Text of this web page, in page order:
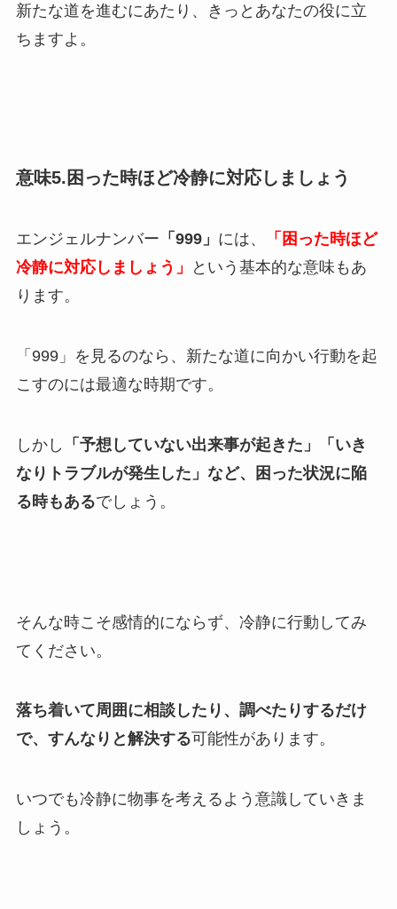
新たな道を進むにあたり、きっとあなたの役に立
ちますよ。
意味5.困った時ほど冷静に対応しましょう
エンジェルナンバー 「999」 には、
「困った時ほど
冷静に対応しましょう」
という基本的な意味もあ
ります。
「999」を見るのなら、新たな道に向かい行動を起
こすのには最適な時期です。
しかし
「予想していない出来事が起きた」「いき
なりトラブルが発生した」など、困った状況に陥
る時もあるでしょう。
そんな時こそ感情的にならず、冷静に行動してみ
てください。
落ち着いて周囲に相談したり、調べたりするだけ
で、すんなりと解決する可能性があります。
いつでも冷静に物事を考えるよう意識していきま
しょう。